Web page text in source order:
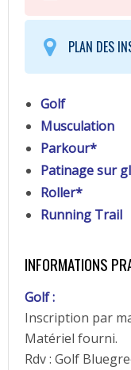
PLAN DES
Golf
Musculation
Parkour*
Patinage sur
Roller*
Running Trail
INFORMATIONS
Golf :
Inscription par
Matériel fourni.
Rdv : Golf